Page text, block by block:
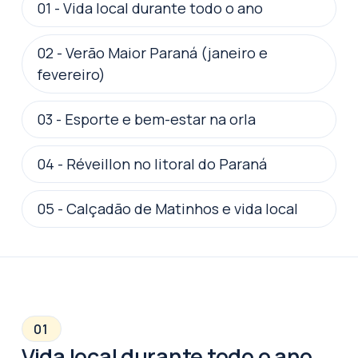
01 - Vida local durante todo o ano
02 - Verão Maior Paraná (janeiro e
fevereiro)
03 - Esporte e bem-estar na orla
04 - Réveillon no litoral do Paraná
05 - Calçadão de Matinhos e vida local
01